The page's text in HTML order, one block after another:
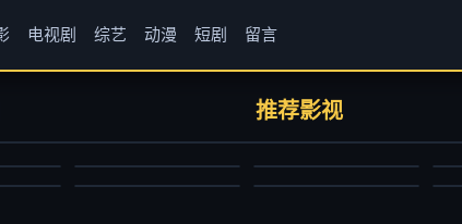
电视剧 综艺 动漫 短剧 留言
推荐影视
三部
11-24
牧神记
2024/大陆
2026-06-29
仙逆
国产动漫
2023/中国大陆
2026-06-29
国产剧
2025/大陆
闪耀的恒星
大陆综艺
2024/大陆
国